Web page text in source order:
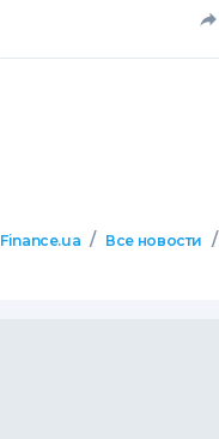
Finance.ua / Все новости /